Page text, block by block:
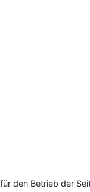
den Betrieb der